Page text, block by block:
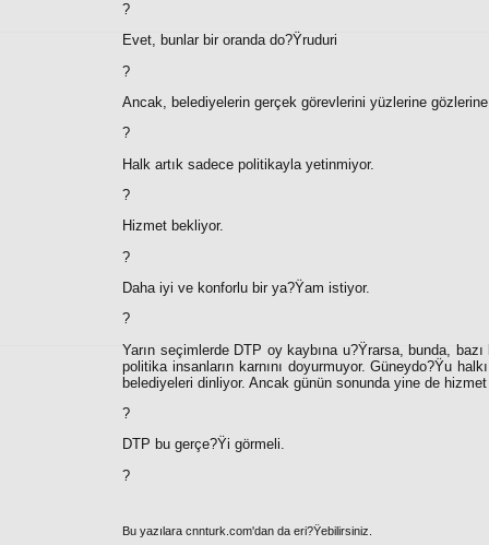
?
Evet, bunlar bir oranda do?Ÿruduri
?
Ancak, belediyelerin gerçek görevlerini yüzlerine
?
Halk artık sadece politikayla yetinmiyor.
?
Hizmet bekliyor.
?
Daha iyi ve konforlu bir ya?Ÿam istiyor.
?
Yarın seçimlerde DTP oy kaybına u?Ÿrarsa, bunda,
politika insanların karnını doyurmuyor. Güneydo?Ÿu
belediyeleri dinliyor. Ancak günün sonunda yine de
?
DTP bu gerçe?Ÿi görmeli.
?
Bu yazılara cnnturk.com'dan da eri?Ÿebilirsiniz.